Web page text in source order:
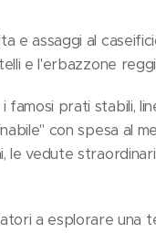
e assaggi al
e l'erbazzone
famosi prati stabili,
con spesa al
le vedute
a esplorare una